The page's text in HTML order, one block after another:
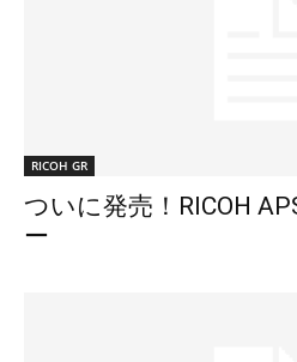
RICOH GR
ついに発売！RICOH
ー